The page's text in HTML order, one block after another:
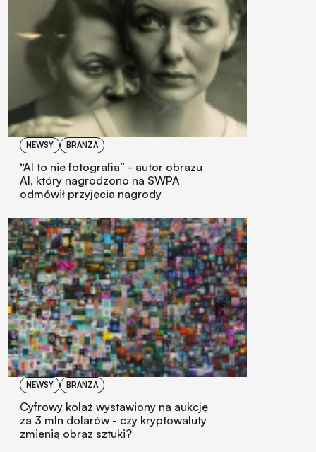
NEWSY BRANŻA
“AI to nie fotografia” - autor obrazu
AI, który nagrodzono na SWPA
odmówił przyjęcia nagrody
NEWSY BRANŻA
Cyfrowy kolaż wystawiony na aukcję
za 3 mln dolarów - czy kryptowaluty
zmienią obraz sztuki?